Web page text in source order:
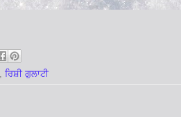
ਰਿਸ਼ੀ ਗੁਲਾਟੀ